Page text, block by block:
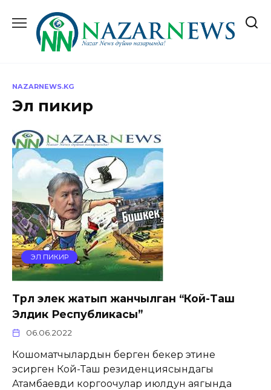
содержанию
NAZARNEWS.KG
Эл пикир
ЭЛ ПИКИР
Төрөлө элек жатып жанчылган “Кой-Таш
Элдик Республикасы”
06.06.2022
Кошоматчылардын берген бекер этине
эсирген Кой-Таш резиденциясындагы
Атамбаевди коргоочулар июлдун аягында